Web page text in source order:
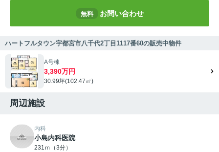
無料 お問い合わせ
ハートフルタウン宇都宮市八千代2丁目1117番60の販売中物件
A号棟
3,390万円
30.99坪(102.47㎡)
周辺施設
内科
小島内科医院
231ｍ（3分）